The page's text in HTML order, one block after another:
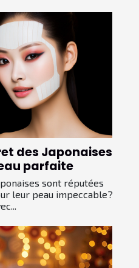
des Japonaises
parfaite
sont réputées
leur peau impeccable?